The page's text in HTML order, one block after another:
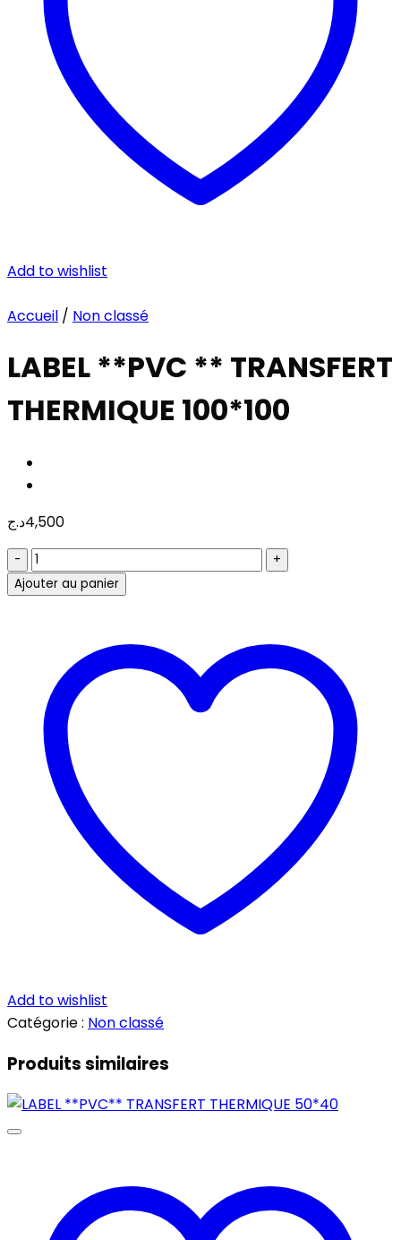
Add to wishlist
Accueil / Non classé
LABEL **PVC ** TRANSFERT
THERMIQUE 100*100
4,500د.ج
quantité
de
LABEL
TRANSFERT
THERMIQUE
100*100
Ajouter au panier
Add to wishlist
Catégorie : Non classé
Produits similaires